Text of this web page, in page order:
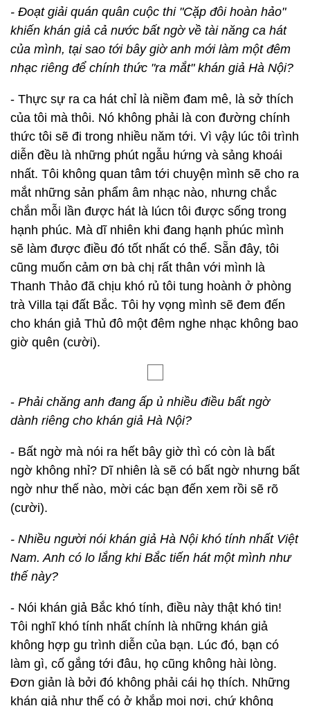
- Đoạt giải quán quân cuộc thi "Cặp đôi hoàn hảo"
khiến khán giả cả nước bất ngờ về tài năng ca hát
của mình, tại sao tới bây giờ anh mới làm một đêm
nhạc riêng để chính thức "ra mắt" khán giả Hà Nội?
- Thực sự ra ca hát chỉ là niềm đam mê, là sở thích
của tôi mà thôi. Nó không phải là con đường chính
thức tôi sẽ đi trong nhiều năm tới. Vì vậy lúc tôi trình
diễn đều là những phút ngẫu hứng và sảng khoái
nhất. Tôi không quan tâm tới chuyện mình sẽ cho ra
mắt những sản phẩm âm nhạc nào, nhưng chắc
chắn mỗi lần được hát là lúcn tôi được sống trong
hạnh phúc. Mà dĩ nhiên khi đang hạnh phúc mình
sẽ làm được điều đó tốt nhất có thể. Sẵn đây, tôi
cũng muốn cảm ơn bà chị rất thân với mình là
Thanh Thảo đã chịu khó rủ tôi tung hoành ở phòng
trà Villa tại đất Bắc. Tôi hy vọng mình sẽ đem đến
cho khán giả Thủ đô một đêm nghe nhạc không bao
giờ quên (cười).
- Phải chăng anh đang ấp ủ nhiều điều bất ngờ
dành riêng cho khán giả Hà Nội?
- Bất ngờ mà nói ra hết bây giờ thì có còn là bất
ngờ không nhỉ? Dĩ nhiên là sẽ có bất ngờ nhưng bất
ngờ như thế nào, mời các bạn đến xem rồi sẽ rõ
(cười).
- Nhiều người nói khán giả Hà Nội khó tính nhất Việt
Nam. Anh có lo lắng khi Bắc tiến hát một mình như
thế này?
- Nói khán giả Bắc khó tính, điều này thật khó tin!
Tôi nghĩ khó tính nhất chính là những khán giả
không hợp gu trình diễn của bạn. Lúc đó, bạn có
làm gì, cố gắng tới đâu, họ cũng không hài lòng.
Đơn giản là bởi đó không phải cái họ thích. Những
khán giả như thế có ở khắp mọi nơi, chứ không